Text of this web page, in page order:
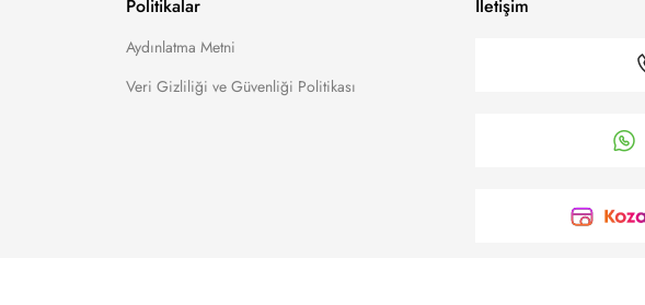
Politikalar
Aydınlatma Metni
Veri Gizliliği ve Güvenliği Politikası
İletişim